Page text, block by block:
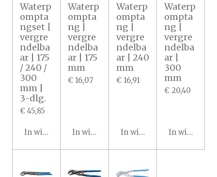
Waterp
ompta
ngset |
vergre
ndelba
ar | 175
/ 240 /
300
mm |
3-dlg.
€ 45,85
In winkelwagen
Waterp
ompta
ng |
vergre
ndelba
ar | 175
mm
€ 16,07
In winkelwagen
Waterp
ompta
ng |
vergre
ndelba
ar | 240
mm
€ 16,91
In winkelwagen
Waterp
ompta
ng |
vergre
ndelba
ar |
300
mm
€ 20,40
In